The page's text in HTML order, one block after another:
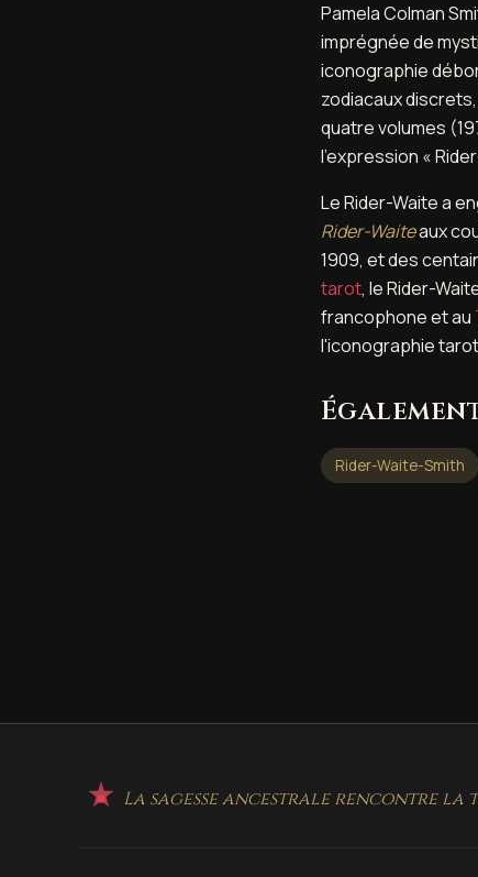
Pamela Colman
imprégnée de
iconographie
zodiacaux
quatre volumes
l'expression «
Le Rider-Waite a
Rider-Waiteaux
1909, et des
tarot, le Rider-
francophone et au
l'iconographie
Rider-Waite-Smith
La sagesse ancestrale rencontre